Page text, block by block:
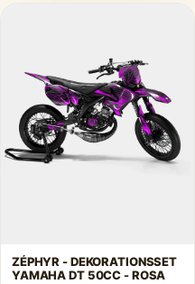
ZÉPHYR - DEKORATIONSSET
YAMAHA DT 50CC - ROSA